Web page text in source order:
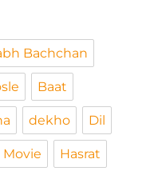
Bachchan
Baat
dekho Dil
Hasrat